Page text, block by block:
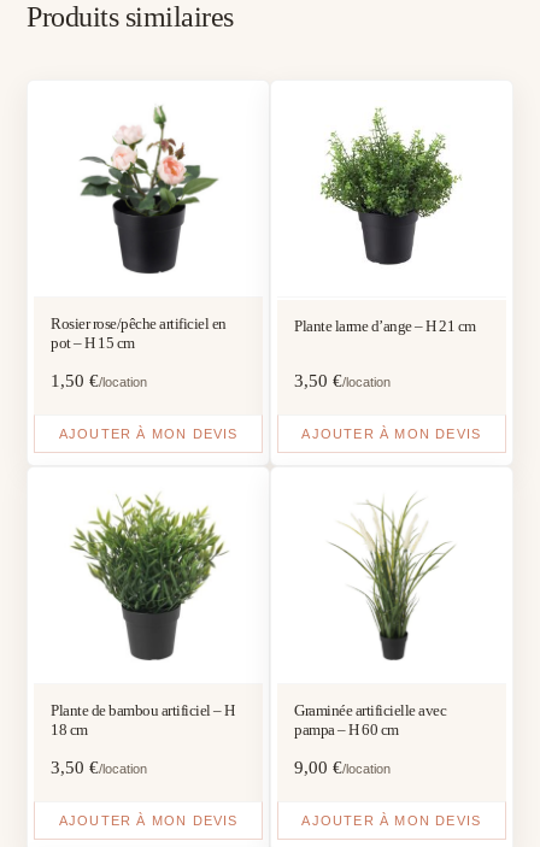
Produits similaires
Rosier rose/pêche artificiel en
pot – H 15 cm
1,50€/location
AJOUTER À MON DEVIS
Plante larme d’ange – H 21 cm
3,50 €/location
AJOUTER À MON DEVIS
Plante de bambou artificiel – H
18 cm
3,50€/location
AJOUTER À MON DEVIS
Graminée artificielle avec
pampa – H 60 cm
9,00 €/location
AJOUTER À MON DEVIS